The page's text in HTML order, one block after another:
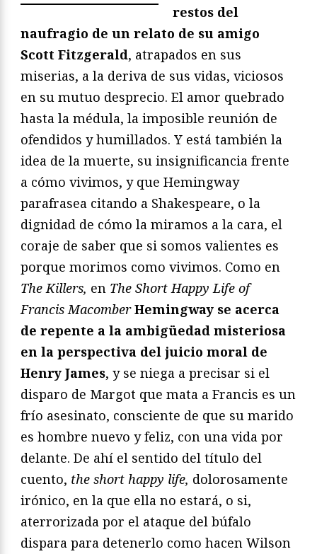
restos del
naufragio de un relato de su amigo
Scott Fitzgerald, atrapados en sus
miserias, a la deriva de sus vidas, viciosos
en su mutuo desprecio. El amor quebrado
hasta la médula, la imposible reunión de
ofendidos y humillados. Y está también la
idea de la muerte, su insignificancia frente
a cómo vivimos, y que Hemingway
parafrasea citando a Shakespeare, o la
dignidad de cómo la miramos a la cara, el
coraje de saber que si somos valientes es
porque morimos como vivimos. Como en
The Killers, en The Short Happy Life of
Francis Macomber Hemingway se acerca
de repente a la ambigüedad misteriosa
en la perspectiva del juicio moral de
Henry James, y se niega a precisar si el
disparo de Margot que mata a Francis es un
frío asesinato, consciente de que su marido
es hombre nuevo y feliz, con una vida por
delante. De ahí el sentido del título del
cuento, the short happy life, dolorosamente
irónico, en la que ella no estará, o si,
aterrorizada por el ataque del búfalo
dispara para detenerlo como hacen Wilson